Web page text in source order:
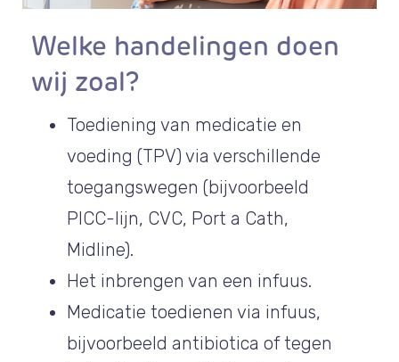
Welke handelingen doen
wij zoal?
Toediening van medicatie en
voeding (TPV) via verschillende
toegangswegen (bijvoorbeeld
PICC-lijn, CVC, Port a Cath,
Midline).
Het inbrengen van een infuus.
Medicatie toedienen via infuus,
bijvoorbeeld antibiotica of tegen